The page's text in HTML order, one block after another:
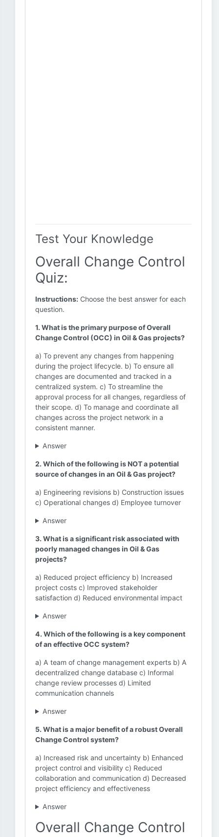
Test Your Knowledge
Overall Change Control
Quiz:
Instructions: Choose the best answer for each
question.
1. What is the primary purpose of Overall
Change Control (OCC) in Oil & Gas projects?
a) To prevent any changes from happening
during the project lifecycle. b) To ensure all
changes are documented and tracked in a
centralized system. c) To streamline the
approval process for all changes, regardless of
their scope. d) To manage and coordinate all
changes across the project network in a
consistent manner.
Answer
2. Which of the following is NOT a potential
source of changes in an Oil & Gas project?
a) Engineering revisions b) Construction issues
c) Operational changes d) Employee turnover
Answer
3. What is a significant risk associated with
poorly managed changes in Oil & Gas
projects?
a) Reduced project efficiency b) Increased
project costs c) Improved stakeholder
satisfaction d) Reduced environmental impact
Answer
4. Which of the following is a key component
of an effective OCC system?
a) A team of change management experts b) A
decentralized change database c) Informal
change review processes d) Limited
communication channels
Answer
5. What is a major benefit of a robust Overall
Change Control system?
a) Increased risk and uncertainty b) Enhanced
project control and visibility c) Reduced
collaboration and communication d) Decreased
project efficiency and effectiveness
Answer
Overall Change Control